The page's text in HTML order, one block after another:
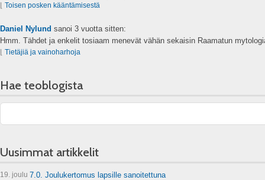
⌊ Toisen posken kääntämisestä
Daniel Nylund sanoi 3 vuotta sitten:
Hmm. Tähdet ja enkelit tosiaam menevät vähän sekaisin Raamatun
⌊ Tietäjiä ja vainoharhoja
Hae teoblogista
Uusimmat artikkelit
19. joulu 7.0. Joulukertomus lapsille sanoitettuna